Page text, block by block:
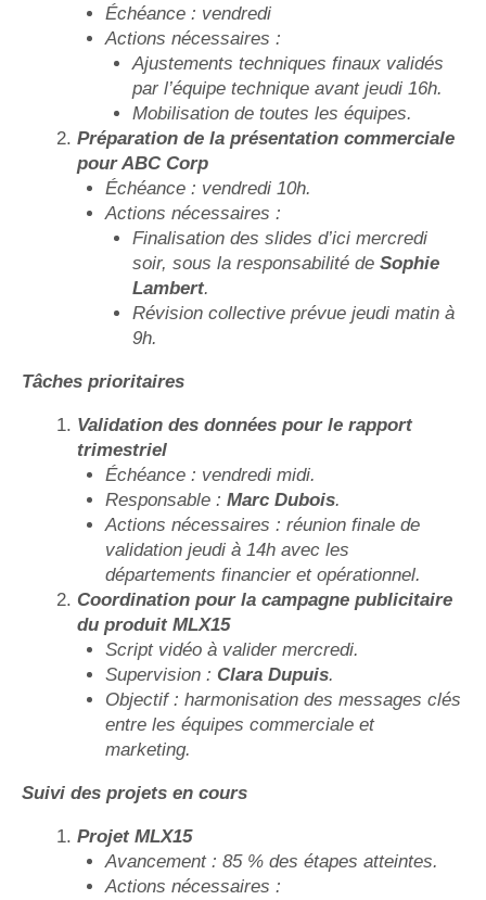
Échéance : vendredi
Actions nécessaires :
Ajustements techniques finaux validés
par l’équipe technique avant jeudi 16h.
Mobilisation de toutes les équipes.
Préparation de la présentation commerciale
pour ABC Corp
Échéance : vendredi 10h.
Actions nécessaires :
Finalisation des slides d’ici mercredi
soir, sous la responsabilité de Sophie
Lambert.
Révision collective prévue jeudi matin à
9h.
Tâches prioritaires
Validation des données pour le rapport
trimestriel
Échéance : vendredi midi.
Responsable : Marc Dubois.
Actions nécessaires : réunion finale de
validation jeudi à 14h avec les
départements financier et opérationnel.
Coordination pour la campagne publicitaire
du produit MLX15
Script vidéo à valider mercredi.
Supervision : Clara Dupuis.
Objectif : harmonisation des messages clés
entre les équipes commerciale et
marketing.
Suivi des projets en cours
Projet MLX15
Avancement : 85 % des étapes atteintes.
Actions nécessaires :